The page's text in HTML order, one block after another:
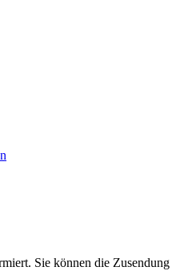
Sie können die Zusendung